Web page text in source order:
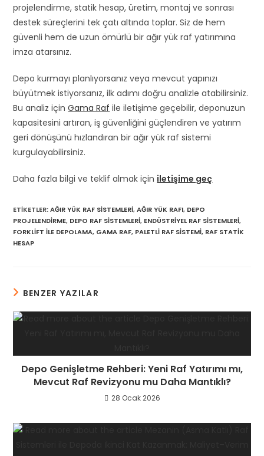
projelendirme, statik hesap, üretim, montaj ve sonrası
destek süreçlerini tek çatı altında toplar. Siz de hem
güvenli hem de uzun ömürlü bir ağır yük raf yatırımına
imza atarsınız.
Depo kurmayı planlıyorsanız veya mevcut yapınızı
büyütmek istiyorsanız, ilk adımı doğru analizle atabilirsiniz.
Bu analiz içinGama Raf ile iletişime geçebilir, deponuzun
kapasitesini artıran, iş güvenliğini güçlendiren ve yatırım
geri dönüşünü hızlandıran bir ağır yük raf sistemi
kurgulayabilirsiniz.
Daha fazla bilgi ve teklif almak için iletişime geç
ETIKETLER:AĞIR YÜK RAF SISTEMLERI, AĞIR YÜK RAFI, DEPO
PROJELENDIRME, DEPO RAF SISTEMLERI, ENDÜSTRIYEL RAF SISTEMLERI,
FORKLIFT ILE DEPOLAMA, GAMA RAF, PALETLI RAF SISTEMI, RAF STATIK
HESAP
BENZER YAZILAR
Depo Genişletme Rehberi: Yeni Raf Yatırımı mı,
Mevcut Raf Revizyonu mu Daha Mantıklı?
28 Ocak 2026